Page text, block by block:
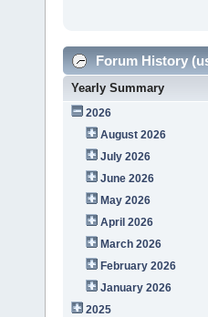
Forum History
Yearly Summary
2026
August 2026
July 2026
June 2026
May 2026
April 2026
March 2026
February 2026
January 2026
2025